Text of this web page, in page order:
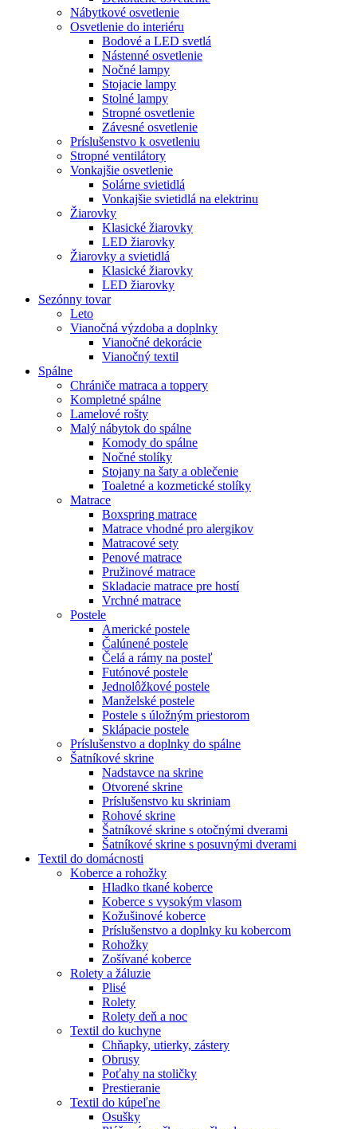
Nábytkové osvetlenie
Osvetlenie do interiéru
Bodové a LED svetlá
Nástenné osvetlenie
Nočné lampy
Stojacie lampy
Stolné lampy
Stropné osvetlenie
Závesné osvetlenie
Príslušenstvo k osvetleniu
Stropné ventilátory
Vonkajšie osvetlenie
Solárne svietidlá
Vonkajšie svietidlá na elektrinu
Žiarovky
Klasické žiarovky
LED žiarovky
Žiarovky a svietidlá
Klasické žiarovky
LED žiarovky
Sezónny tovar
Leto
Vianočná výzdoba a doplnky
Vianočné dekorácie
Vianočný textil
Spálne
Chrániče matraca a toppery
Kompletné spálne
Lamelové rošty
Malý nábytok do spálne
Komody do spálne
Nočné stolíky
Stojany na šaty a oblečenie
Toaletné a kozmetické stolíky
Matrace
Boxspring matrace
Matrace vhodné pro alergikov
Matracové sety
Penové matrace
Pružinové matrace
Skladacie matrace pre hostí
Vrchné matrace
Postele
Americké postele
Čalúnené postele
Čelá a rámy na posteľ
Futónové postele
Jednolôžkové postele
Manželské postele
Postele s úložným priestorom
Sklápacie postele
Príslušenstvo a doplnky do spálne
Šatníkové skrine
Nadstavce na skrine
Otvorené skrine
Príslušenstvo ku skriniam
Rohové skrine
Šatníkové skrine s otočnými dverami
Šatníkové skrine s posuvnými dverami
Textil do domácnosti
Koberce a rohožky
Hladko tkané koberce
Koberce s vysokým vlasom
Kožušinové koberce
Príslušenstvo a doplnky ku kobercom
Rohožky
Zošívané koberce
Rolety a žáluzie
Plisé
Rolety
Rolety deň a noc
Textil do kuchyne
Chňapky, utierky, zástery
Obrusy
Poťahy na stoličky
Prestieranie
Textil do kúpeľne
Osušky